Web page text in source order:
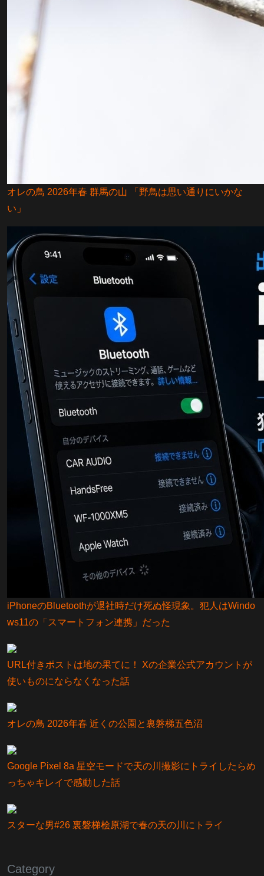
オレの鳥 2026年春 群馬の山 「野鳥は思い通りにいかな
い」
iPhoneのBluetoothが退社時だけ死ぬ怪現象。犯人はWindo
ws11の「スマートフォン連携」だった
URL付きポストは地の果てに！ Xの企業公式アカウントが
使いものにならなくなった話
オレの鳥 2026年春 近くの公園と裏磐梯五色沼
Google Pixel 8a 星空モードで天の川撮影にトライしたらめ
っちゃキレイで感動した話
スターな男#26 裏磐梯桧原湖で春の天の川にトライ
Category